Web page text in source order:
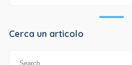
Cerca un articolo